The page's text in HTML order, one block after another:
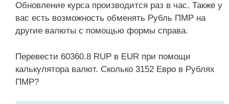
Обновление курса производится раз в час. Также у
вас есть возможность обменять Рубль ПМР на
другие валюты с помощью формы справа.
Перевести 60360.8 RUP в EUR при помощи
калькулятора валют. Сколько 3152 Евро в Рублях
ПМР?